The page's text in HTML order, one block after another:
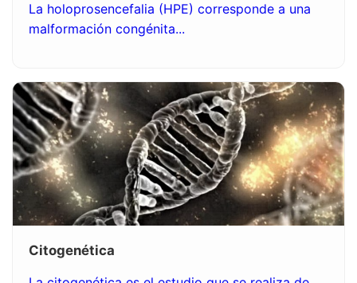
La holoprosencefalia (HPE) corresponde a una
malformación congénita...
Citogenética